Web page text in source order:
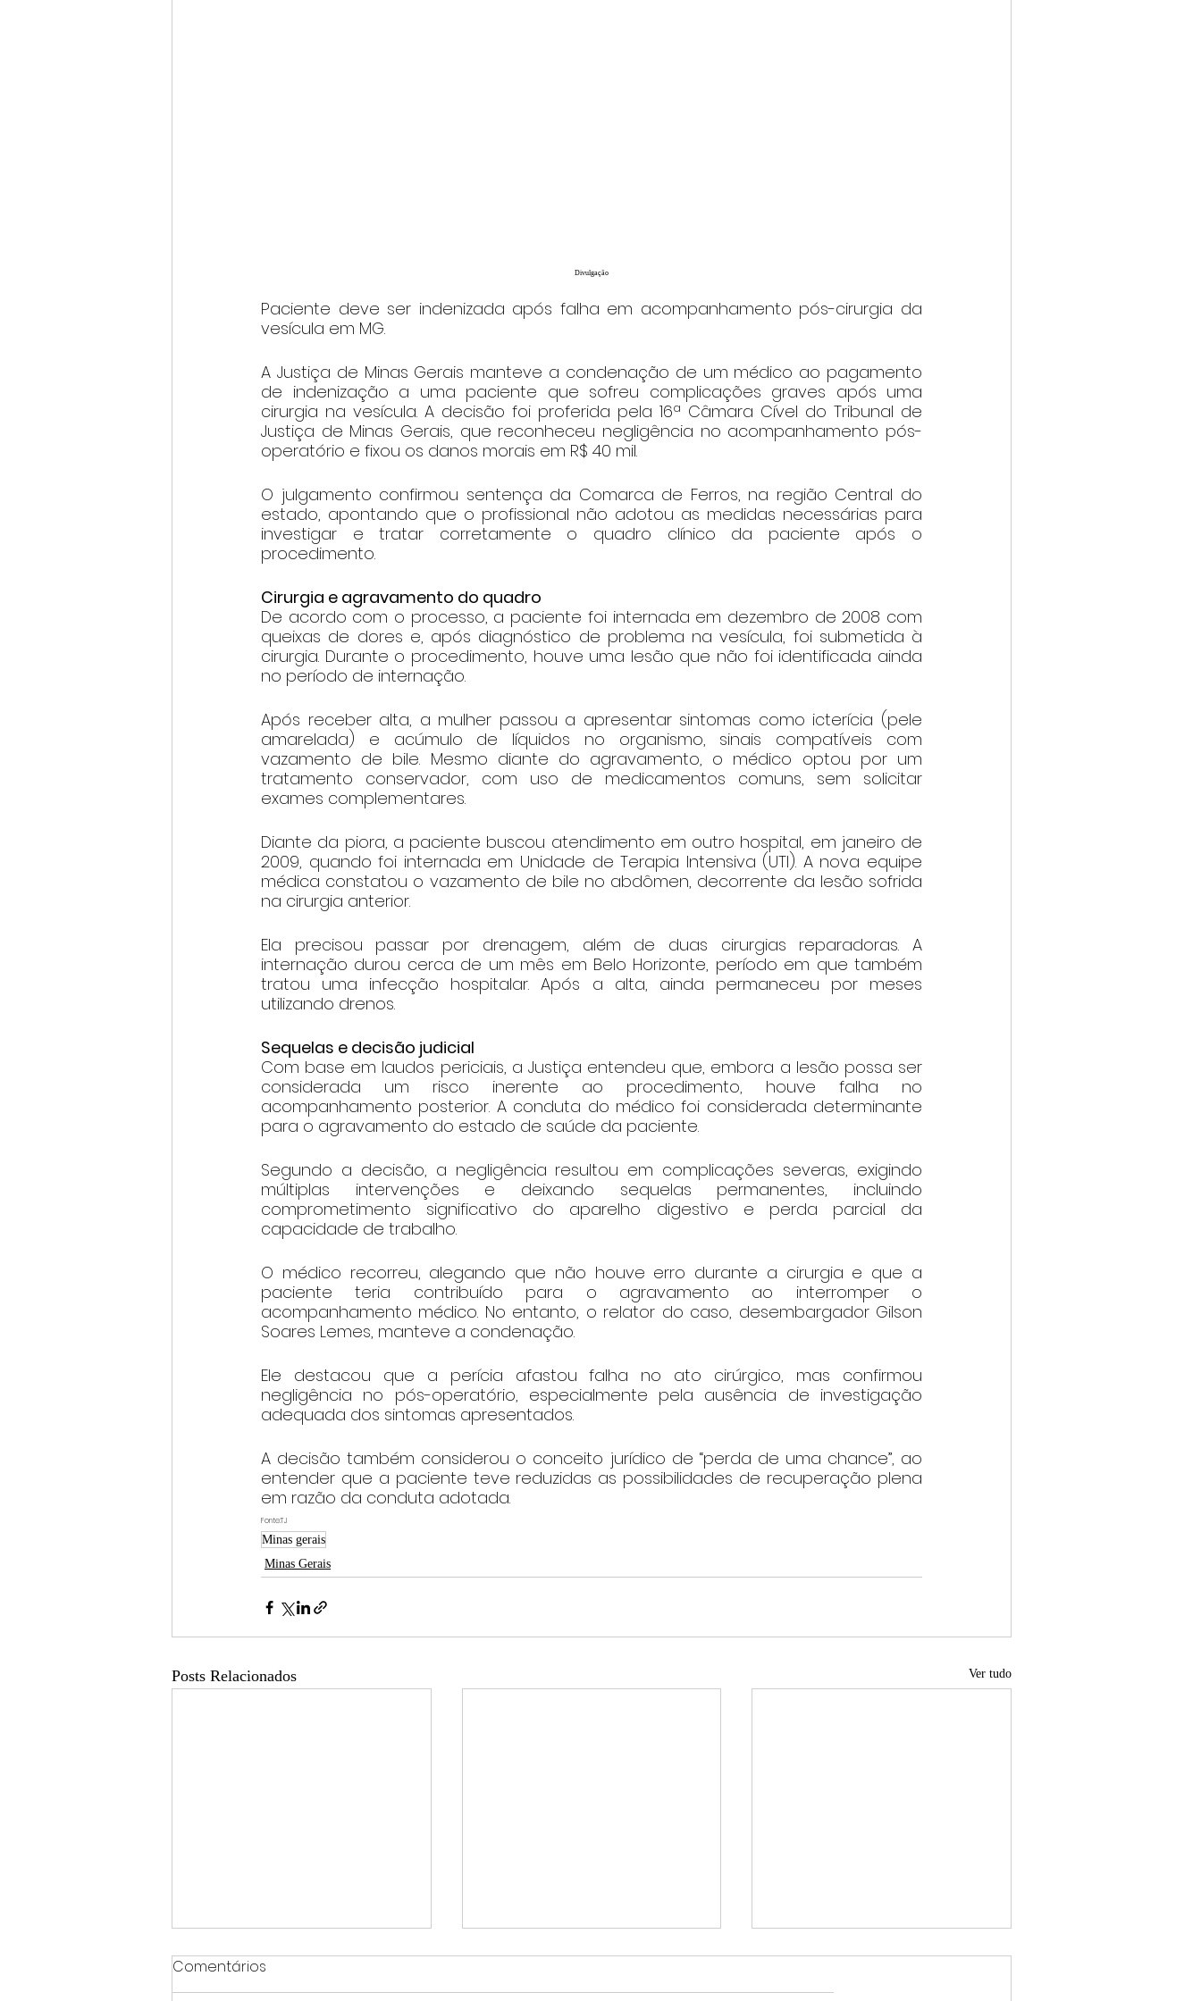
Divulgação
Paciente deve ser indenizada após falha em acompanhamento pós-cirurgia da
vesícula em MG.
A Justiça de Minas Gerais manteve a condenação de um médico ao pagamento
de indenização a uma paciente que sofreu complicações graves após uma
cirurgia na vesícula. A decisão foi proferida pela 16ª Câmara Cível do Tribunal de
Justiça de Minas Gerais, que reconheceu negligência no acompanhamento pós-
operatório e fixou os danos morais em R$ 40 mil.
O julgamento confirmou sentença da Comarca de Ferros, na região Central do
estado, apontando que o profissional não adotou as medidas necessárias para
investigar e tratar corretamente o quadro clínico da paciente após o
procedimento.
Cirurgia e agravamento do quadro
De acordo com o processo, a paciente foi internada em dezembro de 2008 com
queixas de dores e, após diagnóstico de problema na vesícula, foi submetida à
cirurgia. Durante o procedimento, houve uma lesão que não foi identificada ainda
no período de internação.
Após receber alta, a mulher passou a apresentar sintomas como icterícia (pele
amarelada) e acúmulo de líquidos no organismo, sinais compatíveis com
vazamento de bile. Mesmo diante do agravamento, o médico optou por um
tratamento conservador, com uso de medicamentos comuns, sem solicitar
exames complementares.
Diante da piora, a paciente buscou atendimento em outro hospital, em janeiro de
2009, quando foi internada em Unidade de Terapia Intensiva (UTI). A nova equipe
médica constatou o vazamento de bile no abdômen, decorrente da lesão sofrida
na cirurgia anterior.
Ela precisou passar por drenagem, além de duas cirurgias reparadoras. A
internação durou cerca de um mês em Belo Horizonte, período em que também
tratou uma infecção hospitalar. Após a alta, ainda permaneceu por meses
utilizando drenos.
Sequelas e decisão judicial
Com base em laudos periciais, a Justiça entendeu que, embora a lesão possa ser
considerada um risco inerente ao procedimento, houve falha no
acompanhamento posterior. A conduta do médico foi considerada determinante
para o agravamento do estado de saúde da paciente.
Segundo a decisão, a negligência resultou em complicações severas, exigindo
múltiplas intervenções e deixando sequelas permanentes, incluindo
comprometimento significativo do aparelho digestivo e perda parcial da
capacidade de trabalho.
O médico recorreu, alegando que não houve erro durante a cirurgia e que a
paciente teria contribuído para o agravamento ao interromper o
acompanhamento médico. No entanto, o relator do caso, desembargador Gilson
Soares Lemes, manteve a condenação.
Ele destacou que a perícia afastou falha no ato cirúrgico, mas confirmou
negligência no pós-operatório, especialmente pela ausência de investigação
adequada dos sintomas apresentados.
A decisão também considerou o conceito jurídico de “perda de uma chance”, ao
entender que a paciente teve reduzidas as possibilidades de recuperação plena
em razão da conduta adotada.
Fonte:TJ
Minas gerais
Minas Gerais
Posts Relacionados Ver tudo
Comentários